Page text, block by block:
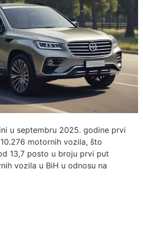
u septembru 2025. godine prvi
motornih vozila, što
13,7 posto u broju prvi put
vozila u BiH u odnosu na